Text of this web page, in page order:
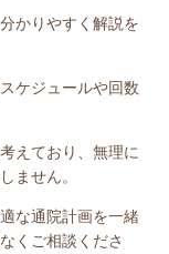
かりやすく解説を
ケジュールや回数
えており、無理に
ません。
な通院計画を一緒
くご相談くださ